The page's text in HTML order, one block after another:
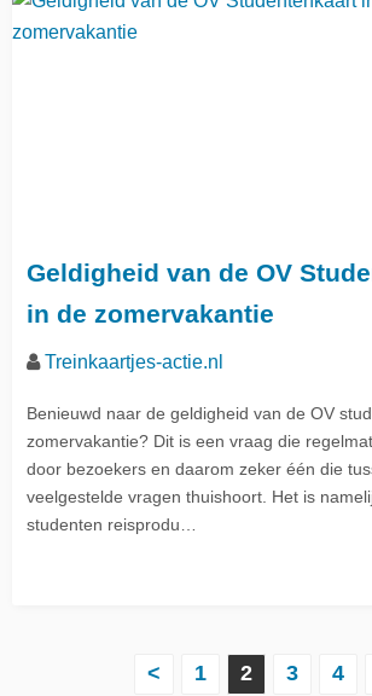
Geldigheid van de OV
in de zomervakantie
Treinkaartjes-actie.nl
Benieuwd naar de geldigheid van de OV
zomervakantie? Dit is een vraag die
door bezoekers en daarom zeker één die
veelgestelde vragen thuishoort. Het is
studenten reisprodu…
< 1 2 3 4